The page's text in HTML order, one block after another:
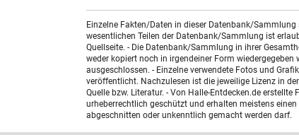
Einzelne Fakten/Daten in dieser Datenbank/
wesentlichen Teilen der Datenbank/Sammlung ist
Quellseite. - Die Datenbank/Sammlung in ihrer
weder kopiert noch in irgendeiner Form
ausgeschlossen. - Einzelne verwendete Fotos und
veröffentlicht. Nachzulesen ist die jeweilige Lizenz in
Quelle bzw. Literatur. - Von Halle-Entdecken.de
urheberrechtlich geschützt und erhalten meistens
abgeschnitten oder unkenntlich gemacht werden darf.